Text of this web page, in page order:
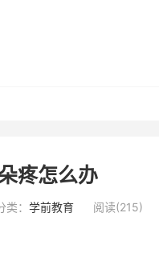
疼怎么办
类： 学前教育 阅读(215)